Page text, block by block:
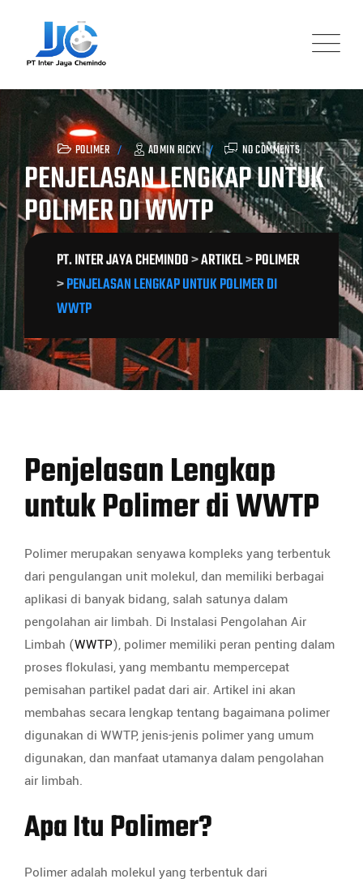
content
POLIMER ADMIN RICKY NO COMMENTS
PENJELASAN LENGKAP UNTUK
POLIMER DI WWTP
PT. INTER JAYA CHEMINDO>ARTIKEL>POLIMER
>PENJELASAN LENGKAP UNTUK POLIMER DI
WWTP
Penjelasan Lengkap
untuk Polimer di WWTP
Polimer merupakan senyawa kompleks yang terbentuk
dari pengulangan unit molekul, dan memiliki berbagai
aplikasi di banyak bidang, salah satunya dalam
pengolahan air limbah. Di Instalasi Pengolahan Air
Limbah (WWTP), polimer memiliki peran penting dalam
proses flokulasi, yang membantu mempercepat
pemisahan partikel padat dari air. Artikel ini akan
membahas secara lengkap tentang bagaimana polimer
digunakan di WWTP, jenis-jenis polimer yang umum
digunakan, dan manfaat utamanya dalam pengolahan
air limbah.
Apa Itu Polimer?
Polimer adalah molekul yang terbentuk dari